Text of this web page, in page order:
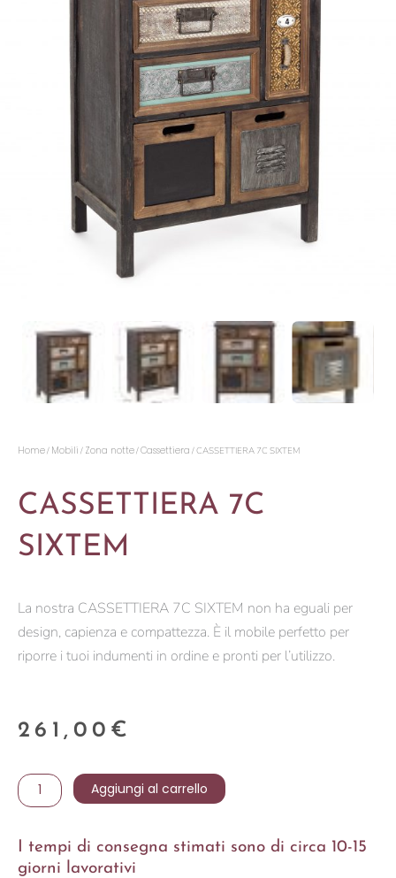
Home/ Mobili / Zona notte/Cassettiera / CASSETTIERA 7C SIXTEM
CASSETTIERA 7C
SIXTEM
La nostra CASSETTIERA 7C SIXTEM non ha eguali per
design, capienza e compattezza. È il mobile perfetto per
riporre i tuoi indumenti in ordine e pronti per l’utilizzo.
261,00 €
CASSETTIERA
7C
quantità
Aggiungi al carrello
I tempi di consegna stimati sono di circa 10-15
giorni lavorativi